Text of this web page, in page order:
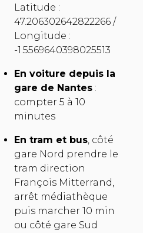
Latitude :
47.206302642822266 /
Longitude :
-1.5569640398025513
En voiture depuis la
gare de Nantes :
compter 5 à 10
minutes
En tram et bus, côté
gare Nord prendre le
tram direction
François Mitterrand,
arrêt médiathèque
puis marcher 10 min
ou côté gare Sud